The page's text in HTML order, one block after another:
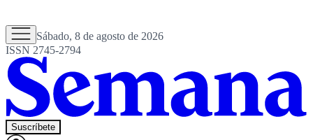
Sábado, 8 de agosto de 2026
ISSN 2745-2794
Suscríbete